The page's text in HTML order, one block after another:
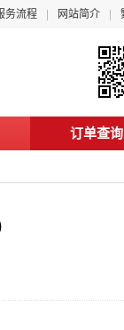
务流程 网站简介
订单查询